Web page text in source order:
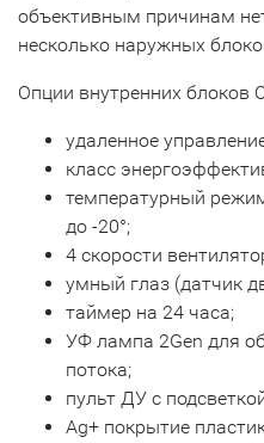
объективным причинам
несколько наружных
Опции внутренних блоков
удаленное
класс
температурный
до -20°;
4 скорости
умный глаз (датчик
таймер на 24 часа;
УФ лампа 2Gen для
потока;
пульт ДУ с
Ag+ покрытие